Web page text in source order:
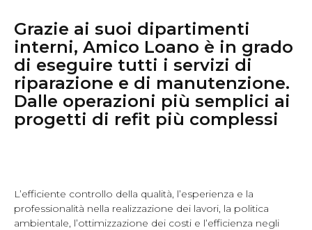
Grazie ai suoi dipartimenti
interni, Amico Loano è in grado
di eseguire tutti i servizi di
riparazione e di manutenzione.
Dalle operazioni più semplici ai
progetti di refit più complessi
L’efficiente controllo della qualità, l’esperienza e la
professionalità nella realizzazione dei lavori, la politica
ambientale, l’ottimizzazione dei costi e l’efficienza negli